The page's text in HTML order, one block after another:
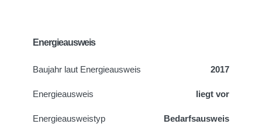
Energieausweis
Baujahr laut Energieausweis 2017
Energieausweis liegt vor
Energie­ausweistyp Bedarfsausweis